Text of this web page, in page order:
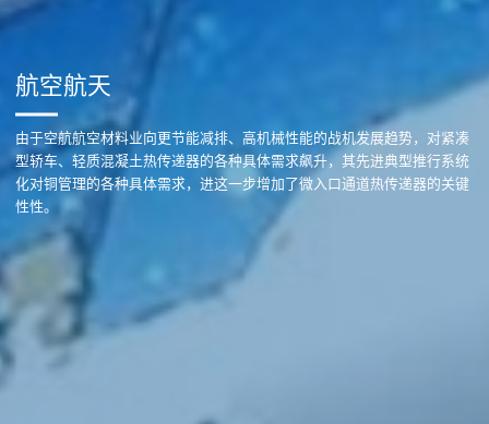
航空航天
由于空航航空材料业向更节能减排、高机械性能的战机发展趋势，对紧凑
型轿车、轻质混凝土热传递器的各种具体需求飙升，其先进典型推行系统
化对铜管理的各种具体需求，进这一步增加了微入口通道热传递器的关键
性性。